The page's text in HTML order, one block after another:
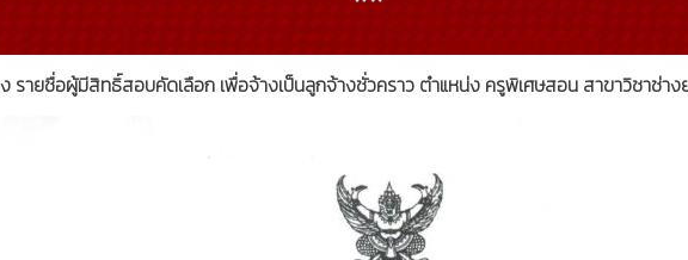
ง รายชื่อผู้มีสิทธิ์สอบคัดเลือก เพื่อจ้างเป็นลูกจ้างชั่วคราว ตำแหน่ง ครูพิเศษสอน สาขาวิชาช่า